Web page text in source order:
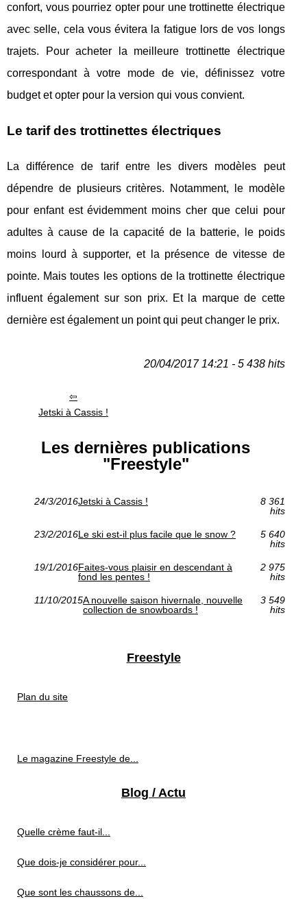
confort, vous pourriez opter pour une trottinette électrique
avec selle, cela vous évitera la fatigue lors de vos longs
trajets. Pour acheter la meilleure trottinette électrique
correspondant à votre mode de vie, définissez votre
budget et opter pour la version qui vous convient.
Le tarif des trottinettes électriques
La différence de tarif entre les divers modèles peut
dépendre de plusieurs critères. Notamment, le modèle
pour enfant est évidemment moins cher que celui pour
adultes à cause de la capacité de la batterie, le poids
moins lourd à supporter, et la présence de vitesse de
pointe. Mais toutes les options de la trottinette électrique
influent également sur son prix. Et la marque de cette
dernière est également un point qui peut changer le prix.
20/04/2017 14:21 - 5 438 hits
Jetski à Cassis !
Les dernières publications
"Freestyle"
24/3/2016Jetski à Cassis !
8 361
hits
23/2/2016Le ski est-il plus facile que le snow ?
5 640
hits
19/1/2016Faites-vous plaisir en descendant à
fond les pentes !
2 975
hits
11/10/2015A nouvelle saison hivernale, nouvelle
collection de snowboards !
3 549
hits
Freestyle
Plan du site
Le magazine Freestyle de...
Blog / Actu
Quelle crème faut-il...
Que dois-je considérer pour...
Que sont les chaussons de...